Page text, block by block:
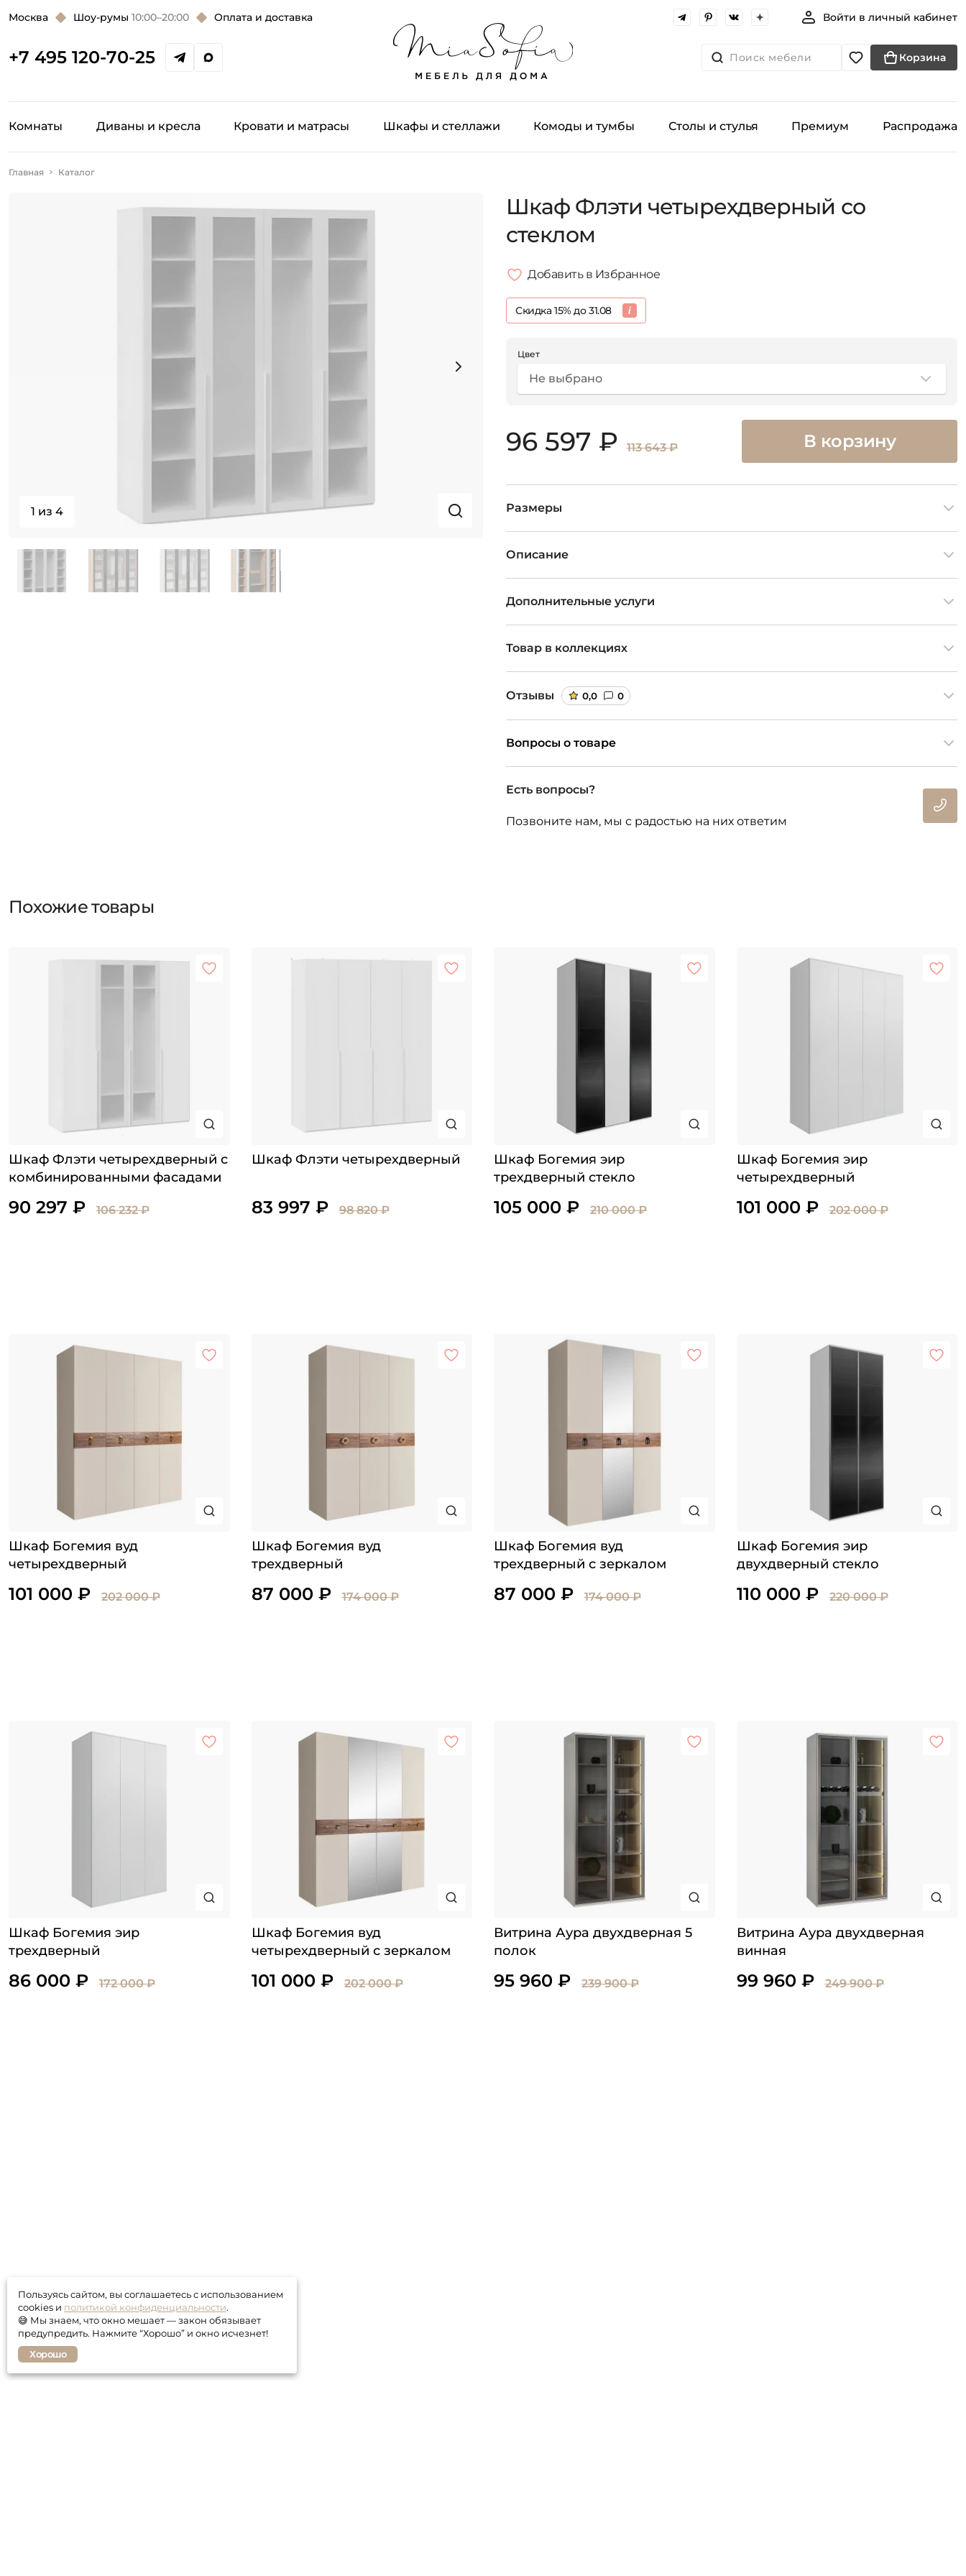
Москва Шоу-румы 10:00–20:00 Оплата и доставка Войти в личный кабинет
+7 495 120-70-25 Поиск мебели Корзина
Комнаты Диваны и кресла Кровати и матрасы Шкафы и стеллажи Комоды и тумбы Столы и стулья Премиум Распродажа
Главная Каталог
1 из 4
Шкаф Флэти четырехдверный со
стеклом
Добавить в Избранное
Скидка 15% до 31.08
Цвет
Не выбрано
96 597 ₽ 113 643 ₽ В корзину
Размеры
Описание
Дополнительные услуги
Товар в коллекциях
Отзывы 0,0 0
Вопросы о товаре
Есть вопросы?
Позвоните нам, мы с радостью на них ответим
Похожие товары
Шкаф Флэти четырехдверный с
комбинированными фасадами
90 297 ₽ 106 232 ₽
Шкаф Флэти четырехдверный
83 997 ₽ 98 820 ₽
Шкаф Богемия эир
трехдверный стекло
105 000 ₽ 210 000 ₽
Шкаф Богемия эир
четырехдверный
101 000 ₽ 202 000 ₽
Шкаф Богемия вуд
четырехдверный
101 000 ₽ 202 000 ₽
Шкаф Богемия вуд
трехдверный
87 000 ₽ 174 000 ₽
Шкаф Богемия вуд
трехдверный с зеркалом
87 000 ₽ 174 000 ₽
Шкаф Богемия эир
двухдверный стекло
110 000 ₽ 220 000 ₽
Шкаф Богемия эир
трехдверный
86 000 ₽ 172 000 ₽
Шкаф Богемия вуд
четырехдверный с зеркалом
101 000 ₽ 202 000 ₽
Витрина Аура двухдверная 5
полок
95 960 ₽ 239 900 ₽
Витрина Аура двухдверная
винная
99 960 ₽ 249 900 ₽
Пользуясь сайтом, вы соглашаетесь с использованием
cookies и политикой конфиденциальности.
😅 Мы знаем, что окно мешает — закон обязывает
предупредить. Нажмите “Хорошо” и окно исчезнет!
Хорошо